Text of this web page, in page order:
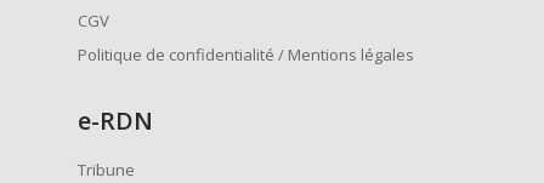
CGV
Politique de confidentialité / Mentions légales
e-RDN
Tribune